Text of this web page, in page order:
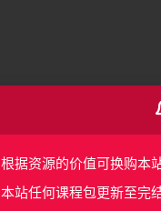
根据资源的价值可换购本
本站任何课程包更新至完结